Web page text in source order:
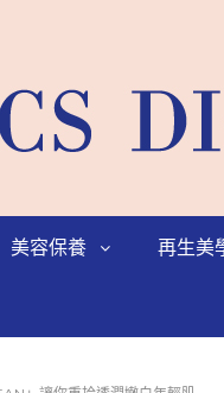
美容保養 再生美